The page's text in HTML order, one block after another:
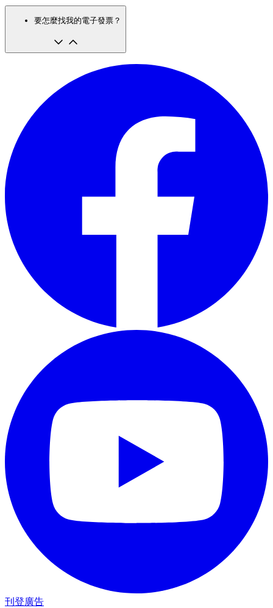
要怎麼找我的電子發票？
刊登廣告